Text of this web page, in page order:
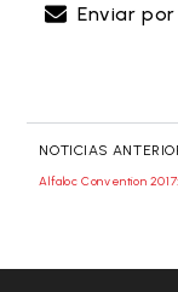
Enviar
NOTICIAS